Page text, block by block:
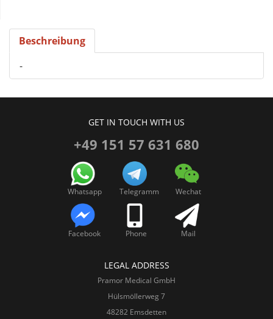
Beschreibung
-
GET IN TOUCH WITH US
+49 151 57 631 680
Whatsapp Telegramm Wechat
Facebook Phone Mail
LEGAL ADDRESS
Pramor Medical GmbH
Hülsmöllerweg 7
48282 Emsdetten